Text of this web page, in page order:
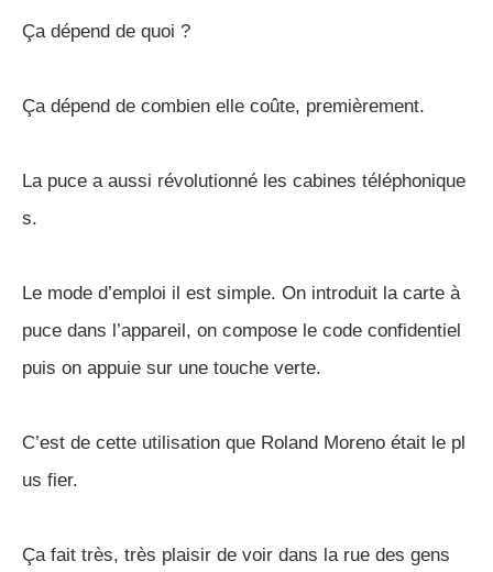
Ça dépend de quoi ?
Ça dépend de combien elle coûte, premièrement.
La puce a aussi révolutionné les cabines téléphonique
s.
Le mode d’emploi il est simple. On introduit la carte à
puce dans l’appareil, on compose le code confidentiel
puis on appuie sur une touche verte.
C’est de cette utilisation que Roland Moreno était le pl
us fier.
Ça fait très, très plaisir de voir dans la rue des gens